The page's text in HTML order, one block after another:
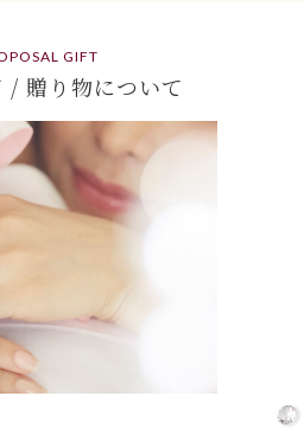
GIFT
/ 贈り物について